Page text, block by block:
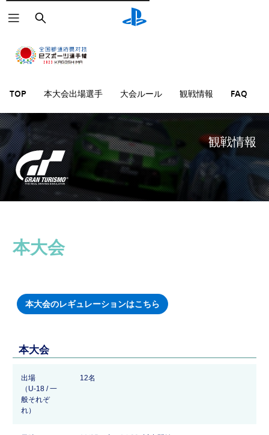
検
索
TOP 本大会出場選手 大会ルール 観戦情報 FAQ
観戦情報
本大会
本大会のレギュレーションはこちら
本大会
出場
（U-18 / 一
般それぞ
れ）
12名